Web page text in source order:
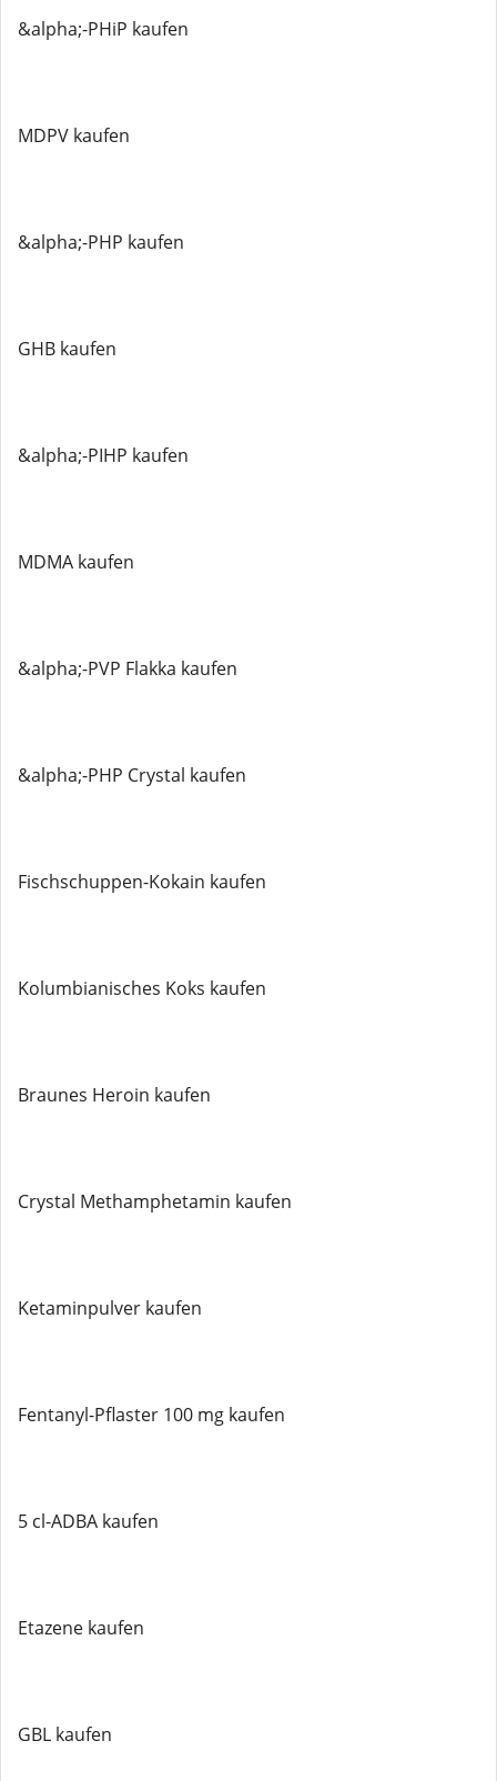
&alpha;-PHiP kaufen
MDPV kaufen
&alpha;-PHP kaufen
GHB kaufen
&alpha;-PIHP kaufen
MDMA kaufen
&alpha;-PVP Flakka kaufen
&alpha;-PHP Crystal kaufen
Fischschuppen-Kokain kaufen
Kolumbianisches Koks kaufen
Braunes Heroin kaufen
Crystal Methamphetamin kaufen
Ketaminpulver kaufen
Fentanyl-Pflaster 100 mg kaufen
5 cl-ADBA kaufen
Etazene kaufen
GBL kaufen